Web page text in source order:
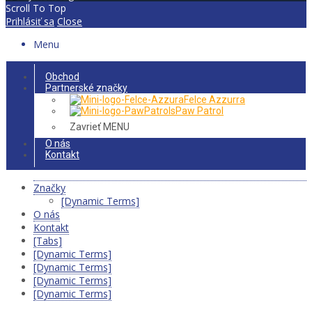
Scroll To Top
Prihlásiť sa Close
Menu
Obchod
Partnerské značky
Felce Azzurra
Paw Patrol
Zavrieť MENU
O nás
Kontakt
Značky
[Dynamic Terms]
O nás
Kontakt
[Tabs]
[Dynamic Terms]
[Dynamic Terms]
[Dynamic Terms]
[Dynamic Terms]